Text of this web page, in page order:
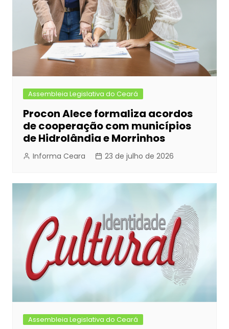
Assembleia Legislativa do Ceará
Procon Alece formaliza acordos
de cooperação com municípios
de Hidrolândia e Morrinhos
Informa Ceara 23 de julho de 2026
Assembleia Legislativa do Ceará